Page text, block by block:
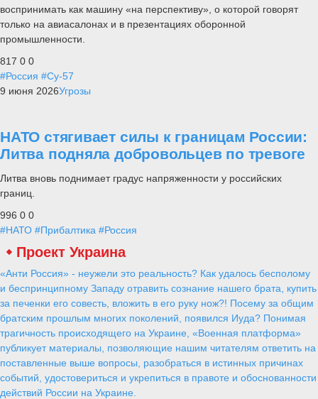
воспринимать как машину «на перспективу», о которой говорят
только на авиасалонах и в презентациях оборонной
промышленности.
817 0 0
#Россия #Су-57
9 июня 2026Угрозы
НАТО стягивает силы к границам России:
Литва подняла добровольцев по тревоге
Литва вновь поднимает градус напряженности у российских
границ.
996 0 0
#НАТО #Прибалтика #Россия
Проект Украина
«Анти Россия» - неужели это реальность? Как удалось бесполому
и беспринципному Западу отравить сознание нашего брата, купить
за печенки его совесть, вложить в его руку нож?! Посему за общим
братским прошлым многих поколений, появился Иуда? Понимая
трагичность происходящего на Украине, «Военная платформа»
публикует материалы, позволяющие нашим читателям ответить на
поставленные выше вопросы, разобраться в истинных причинах
событий, удостовериться и укрепиться в правоте и обоснованности
действий России на Украине.